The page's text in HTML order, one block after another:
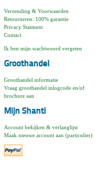
Verzending & Voorwaarden
Retourneren: 100% garantie
Privacy Statment
Contact
Ik ben mijn wachtwoord vergeten
Groothandel
Groothandel informatie
Vraag groothandel inlogcode en/of
brochure aan
Mijn Shanti
Account bekijken & verlanglijst
Maak nieuwe account aan (particulier)